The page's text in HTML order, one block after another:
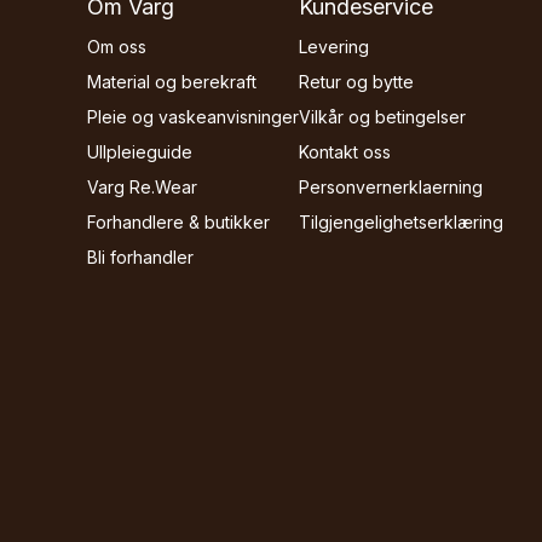
Om Varg
Om oss
Material og berekraft
Pleie og vaskeanvisninger
Ullpleieguide
Varg Re.Wear
Forhandlere & butikker
Bli forhandler
Kundeservice
Levering
Retur og bytte
Vilkår og betingelser
Kontakt oss
Personvernerklaerning
Tilgjengelighetserklæring